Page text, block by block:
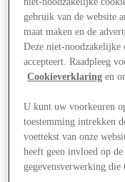
Aanbiedingen
gebruik van de website
maat maken en de
Deze niet-noodzakelijke
accepteert. Raadpleeg
Cookieverklaring en
U kunt uw voorkeuren
toestemming intrekken
voettekst van onze
heeft geen invloed op
gegevensverwerking die